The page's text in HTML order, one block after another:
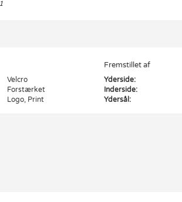
Velcro
Forstærket
Logo, Print
Fremstillet af
Yderside:
Inderside:
Ydersål: